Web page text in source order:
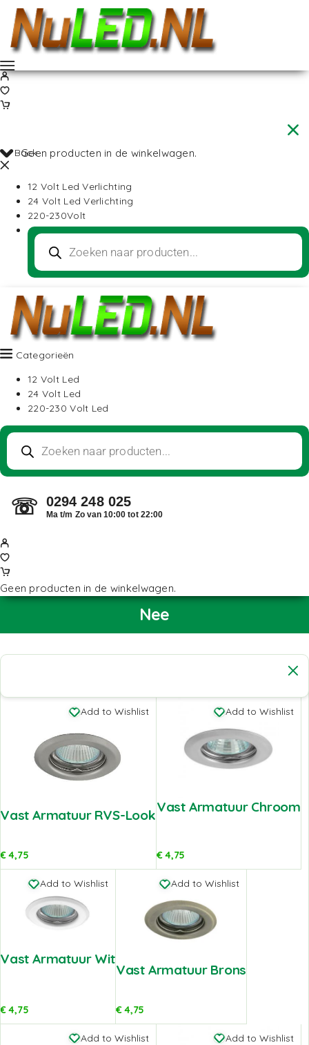
Geen producten in de winkelwagen.
Back
12 Volt Led Verlichting
24 Volt Led Verlichting
220-230Volt
Categorieën
12 Volt Led
24 Volt Led
220-230 Volt Led
☏ 0294 248 025
Ma t/m Zo van 10:00 tot 22:00
Geen producten in de winkelwagen.
Nee
Add to Wishlist
Vast Armatuur RVS-Look
€4,75
Add to Wishlist
Vast Armatuur Chroom
€4,75
Add to Wishlist
Vast Armatuur Wit
€4,75
Add to Wishlist
Vast Armatuur Brons
€4,75
Add to Wishlist Add to Wishlist